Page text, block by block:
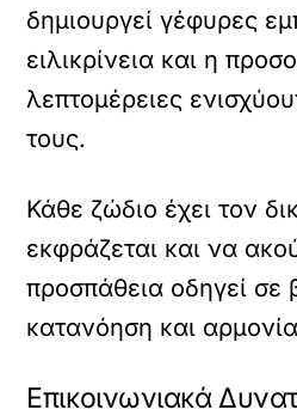
δημιουργεί γέφυρες
ειλικρίνεια και η
λεπτομέρειες
τους.
Κάθε ζώδιο έχει τον
εκφράζεται και να
προσπάθεια οδηγεί σε
κατανόηση και
Επικοινωνιακά